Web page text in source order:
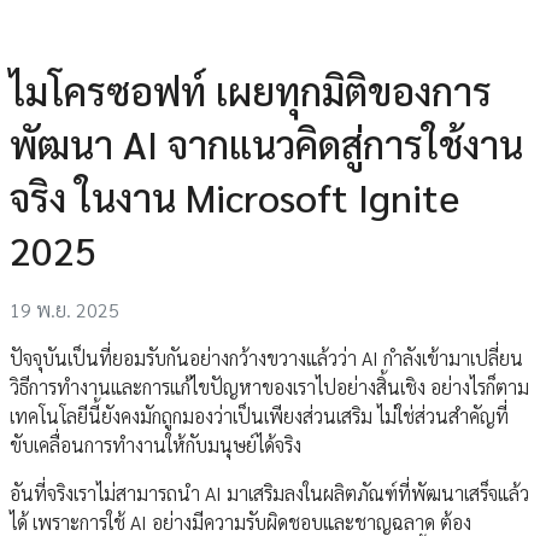
ไมโครซอฟท์ เผยทุกมิติของการ
พัฒนา AI จากแนวคิดสู่การใช้งาน
จริง ในงาน Microsoft Ignite
2025
19 พ.ย. 2025
ปัจจุบันเป็นที่ยอมรับกันอย่างกว้างขวางแล้วว่า AI กำลังเข้ามาเปลี่ยน
วิธีการทำงานและการแก้ไขปัญหาของเราไปอย่างสิ้นเชิง อย่างไรก็ตาม
เทคโนโลยีนี้ยังคงมักถูกมองว่าเป็นเพียงส่วนเสริม ไม่ใช่ส่วนสำคัญที่
ขับเคลื่อนการทำงานให้กับมนุษย์ได้จริง
อันที่จริงเราไม่สามารถนำ AI มาเสริมลงในผลิตภัณฑ์ที่พัฒนาเสร็จแล้ว
ได้ เพราะการใช้ AI อย่างมีความรับผิดชอบและชาญฉลาด ต้อง